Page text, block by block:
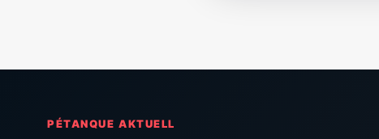
PÉTANQUE AKTUELL